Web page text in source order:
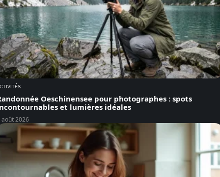
Oeschinensee pour photographes : spots
et lumières idéales
août 2026